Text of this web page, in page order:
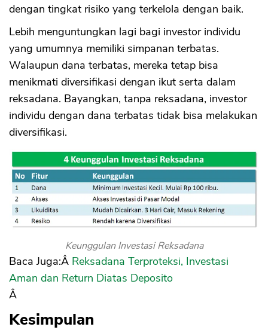
dengan tingkat risiko yang terkelola dengan baik.
Lebih menguntungkan lagi bagi investor individu
yang umumnya memiliki simpanan terbatas.
Walaupun dana terbatas, mereka tetap bisa
menikmati diversifikasi dengan ikut serta dalam
reksadana. Bayangkan, tanpa reksadana, investor
individu dengan dana terbatas tidak bisa melakukan
diversifikasi.
Keunggulan Investasi Reksadana
Baca Juga:Â Reksadana Terproteksi, Investasi
Aman dan Return Diatas Deposito
Â
Kesimpulan